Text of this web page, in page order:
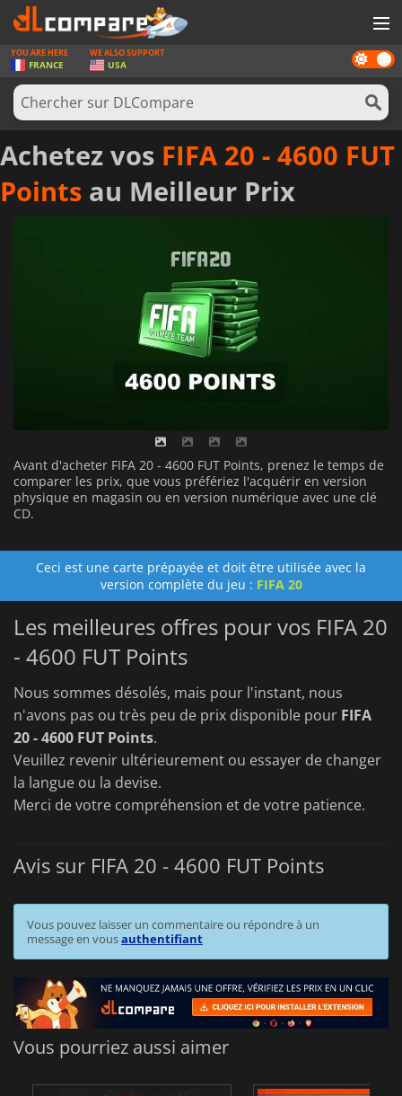
JEUX
CARTES PRÉPAYÉES
LOGICIELS
CONCOURS
MATÉRIEL
Dark
mode
YOU ARE HERE
FRANCE
WE ALSO SUPPORT
USA
Achetez vos FIFA 20 - 4600 FUT
Points au Meilleur Prix
Avant d'acheter FIFA 20 - 4600 FUT Points, prenez le temps de
comparer les prix, que vous préfériez l'acquérir en version
physique en magasin ou en version numérique avec une clé
CD.
Ceci est une carte prépayée et doit être utilisée avec la
version complète du jeu : FIFA 20
Les meilleures offres pour vos FIFA 20
- 4600 FUT Points
Nous sommes désolés, mais pour l'instant, nous
n'avons pas ou très peu de prix disponible pour FIFA
20 - 4600 FUT Points.
Veuillez revenir ultérieurement ou essayer de changer
la langue ou la devise.
Merci de votre compréhension et de votre patience.
Avis sur FIFA 20 - 4600 FUT Points
Vous pouvez laisser un commentaire ou répondre à un
message en vousauthentifiant
Vous pourriez aussi aimer